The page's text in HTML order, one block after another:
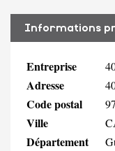
Informations
Entreprise
Adresse
Code postal
Ville
Département